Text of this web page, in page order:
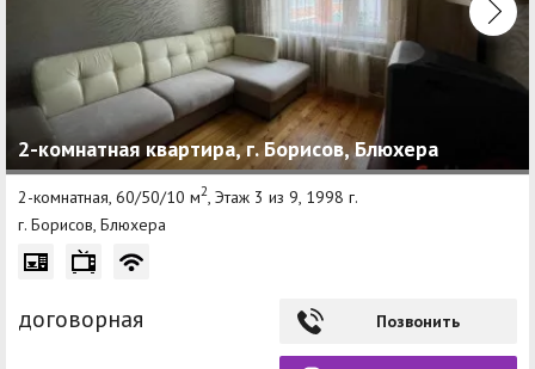
2-комнатная квартира, г. Борисов, Блюхера
2-комнатная, 60/50/10 м2 , Этаж 3 из 9, 1998 г.
г. Борисов, Блюхера
договорная Позвонить